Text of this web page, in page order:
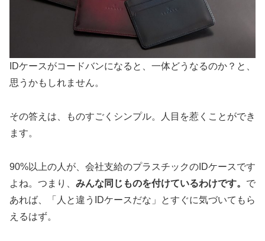
IDケースがコードバンになると、一体どうなるのか？と、
思うかもしれません。
その答えは、ものすごくシンプル。人目を惹くことができ
ます。
90%以上の人が、会社支給のプラスチックのIDケースです
よね。つまり、 みんな同じものを付けているわけです。 で
あれば、「人と違うIDケースだな」とすぐに気づいてもら
えるはず。